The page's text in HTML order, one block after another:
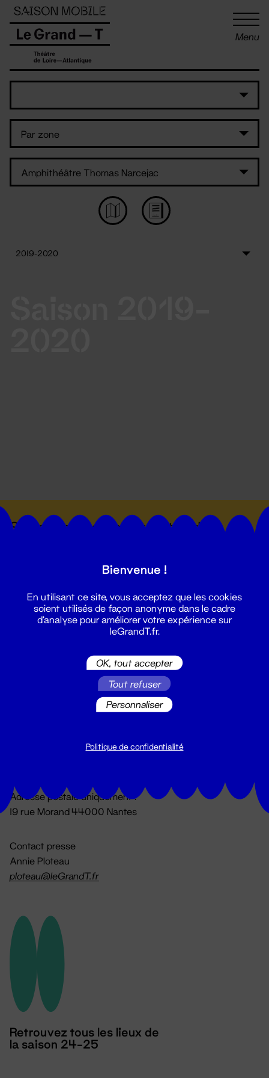
Menu
Suivez toutes les actualités du
Du lundi au vendredi 14h → 18h
Adresse postale uniquement :
19 rue Morand 44000 Nantes
Contact presse
Annie Ploteau
ploteau@leGrandT.fr
Retrouvez tous les lieux de
la saison 24-25
Panneau de gestion des cookies
Bienvenue !
En utilisant ce site, vous acceptez que les cookies
soient utilisés de façon anonyme dans le cadre
d'analyse pour améliorer votre expérience sur
leGrandT.fr.
OK, tout accepter
Tout refuser
Personnaliser
Politique de confidentialité